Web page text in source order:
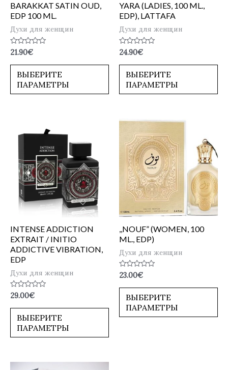
BARAKKAT SATIN OUD,
EDP 100 ML.
Духи для женщин
Оценка
0
из
21.90€
ВЫБЕРИТЕ
ПАРАМЕТРЫ
YARA (LADIES, 100 ML.,
EDP), LATTAFA
Духи для женщин
Оценка
0
из
24.90€
ВЫБЕРИТЕ
ПАРАМЕТРЫ
INTENSE ADDICTION
EXTRAIT / INITIO
ADDICTIVE VIBRATION,
EDP
Духи для женщин
Оценка
0
из
29.00€
ВЫБЕРИТЕ
ПАРАМЕТРЫ
,,NOUF” (WOMEN, 100
ML., EDP)
Духи для женщин
Оценка
0
из
23.00€
ВЫБЕРИТЕ
ПАРАМЕТРЫ